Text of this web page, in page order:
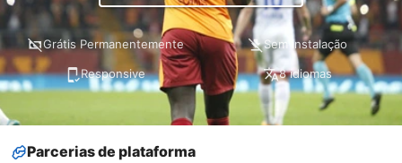
Grátis Permanentemente Sem instalação
Responsive 8 idiomas
Parcerias de plataforma